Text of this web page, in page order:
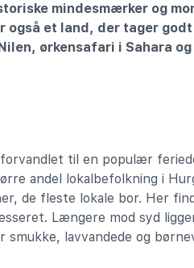
mindesmærker og
også et land, der tager
ørkensafari i Sahara
til en populær
andel lokalbefolkning i
de fleste lokale bor. Her
Længere mod syd
lavvandede og